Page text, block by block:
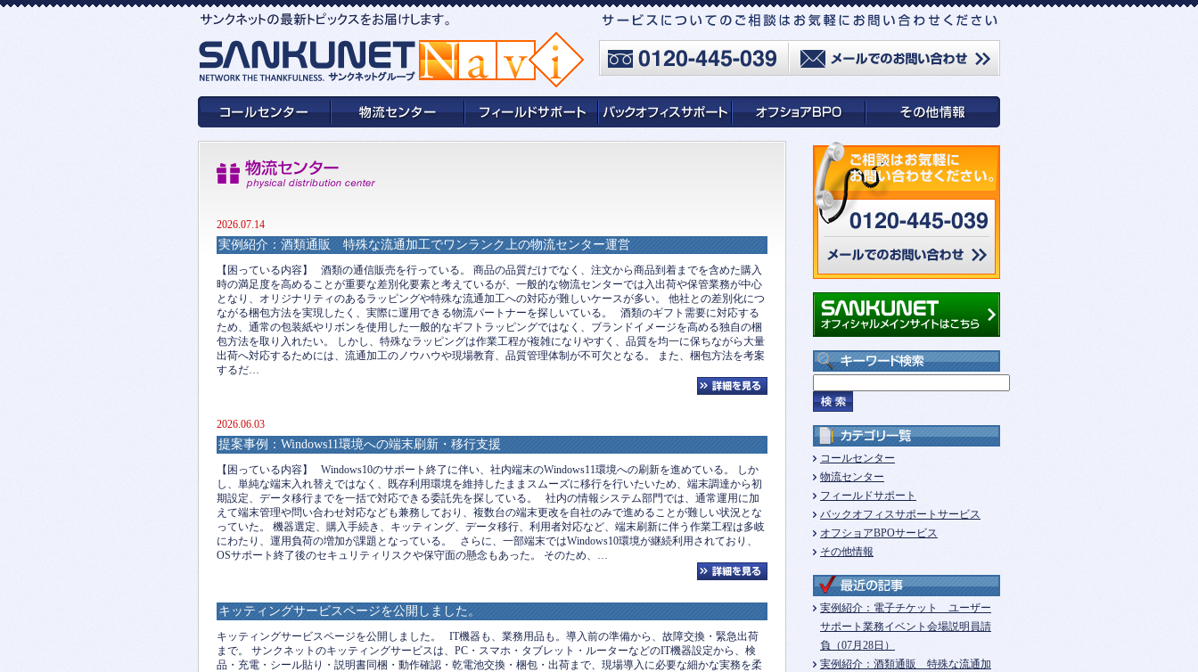
2026.07.14
実例紹介：酒類通販 特殊な流通加工でワンランク上の物流センター運営
【困っている内容】 酒類の通信販売を行っている。 商品の品質だけでなく、注文から商品到着までを含めた購入
時の満足度を高めることが重要な差別化要素と考えているが、一般的な物流センターでは入出荷や保管業務が中心
となり、オリジナリティのあるラッピングや特殊な流通加工への対応が難しいケースが多い。 他社との差別化につ
ながる梱包方法を実現したく、実際に運用できる物流パートナーを探しいている。 酒類のギフト需要に対応する
ため、通常の包装紙やリボンを使用した一般的なギフトラッピングではなく、ブランドイメージを高める独自の梱
包方法を取り入れたい。 しかし、特殊なラッピングは作業工程が複雑になりやすく、品質を均一に保ちながら大量
出荷へ対応するためには、流通加工のノウハウや現場教育、品質管理体制が不可欠となる。 また、梱包方法を考案
するだ…
2026.06.03
提案事例：Windows11環境への端末刷新・移行支援
【困っている内容】 Windows10のサポート終了に伴い、社内端末のWindows11環境への刷新を進めている。 しか
し、単純な端末入れ替えではなく、既存利用環境を維持したままスムーズに移行を行いたいため、端末調達から初
期設定、データ移行までを一括で対応できる委託先を探している。 社内の情報システム部門では、通常運用に加
えて端末管理や問い合わせ対応なども兼務しており、複数台の端末更改を自社のみで進めることが難しい状況とな
っていた。 機器選定、購入手続き、キッティング、データ移行、利用者対応など、端末刷新に伴う作業工程は多岐
にわたり、運用負荷の増加が課題となっている。 さらに、一部端末ではWindows10環境が継続利用されており、
OSサポート終了後のセキュリティリスクや保守面の懸念もあった。 そのため、…
キッティングサービスページを公開しました。
キッティングサービスページを公開しました。 IT機器も、業務用品も。導入前の準備から、故障交換・緊急出荷
まで。 サンクネットのキッティングサービスは、PC・スマホ・タブレット・ルーターなどのIT機器設定から、検
品・充電・シール貼り・説明書同梱・動作確認・乾電池交換・梱包・出荷まで、現場導入に必要な細かな実務を柔
コールセンター
物流センター
フィールドサポート
バックオフィスサポートサービス
オフショアBPOサービス
その他情報
実例紹介：電子チケット ユーザー
サポート業務イベント会場説明員請
負（07月28日）
実例紹介：酒類通販 特殊な流通加